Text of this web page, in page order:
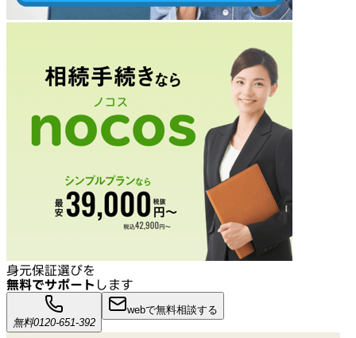
身元保証選びを
無料でサポート します
無料0120-651-392
webで無料相談する